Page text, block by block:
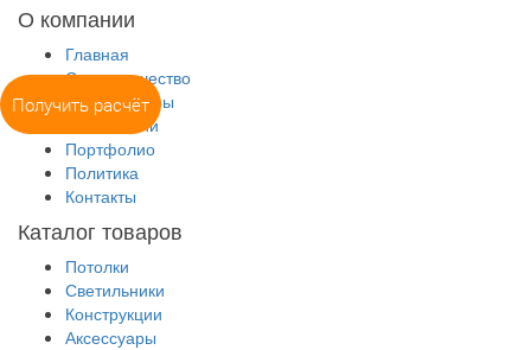
О компании
Главная
Сотрудничество
Калькуляторы
О компании
Портфолио
Политика
Контакты
Каталог товаров
Потолки
Светильники
Конструкции
Аксессуары
Получить расчёт